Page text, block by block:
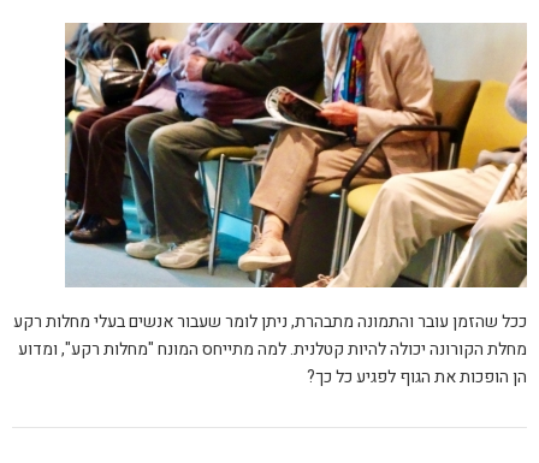
ככל שהזמן עובר והתמונה מתבהרת, ניתן לומר שעבור אנשים בעלי מחלות רקע
מחלת הקורונה יכולה להיות קטלנית. למה מתייחס המונח "מחלות רקע", ומדוע
הן הופכות את הגוף לפגיע כל כך?